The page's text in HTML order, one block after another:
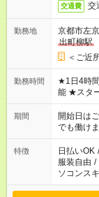
交通費 交
勤務地
京都市左
出町柳駅
＜ご近
勤務時間
★1日4時間～の時短
能 ★スタ
20:00 など 残業なし！ ※W
週40時間
間以上勤
（日雇い
案内が難
期間
開始日は
でも働けま
特徴 日払いOK /
服装自由 /
ソコンス